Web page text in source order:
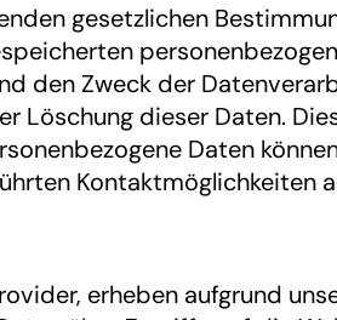
gesetzlichen
den Zweck der
Löschung dieser Daten.
Daten
Kontaktmöglichkeiten
erheben aufgrund